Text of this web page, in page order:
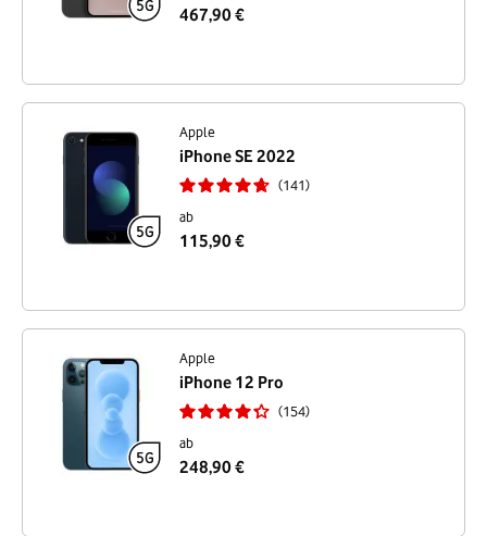
467,90 €
Apple
iPhone SE 2022
141
ab
115,90 €
Apple
iPhone 12 Pro
154
ab
248,90 €